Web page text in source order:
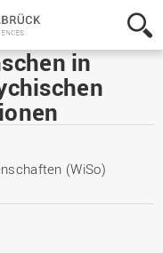
Hochschule
Osnabrück
-
University
of
Sciences
in
(WiSo)